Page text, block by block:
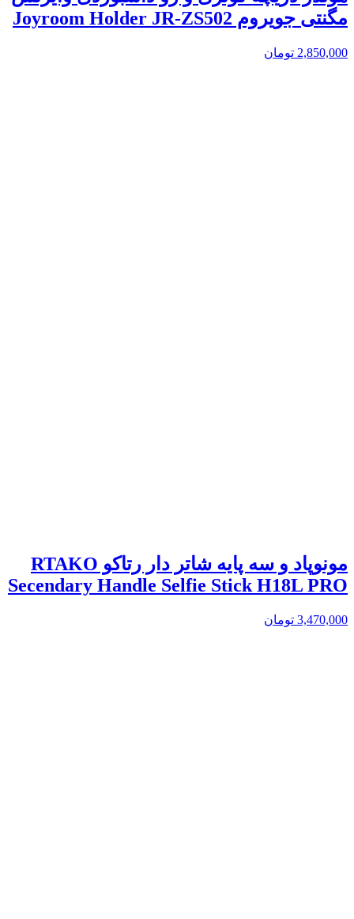
مگنتی جویروم Joyroom Holder JR-ZS502
2,850,000 تومان
مونوپاد و سه پایه شاتر دار رتاکو RTAKO
Secendary Handle Selfie Stick H18L PRO
3,470,000 تومان